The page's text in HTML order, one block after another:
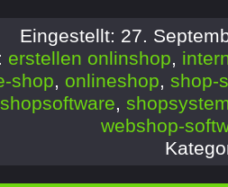
Eingestellt: 27.
erstellen onlinshop,
shop, onlineshop, shop-
shopsoftware,
webshop-